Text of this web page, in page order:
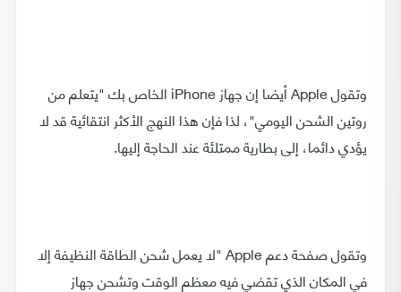
وتقول Apple أيضا إن جهاز iPhone الخاص بك "يتعلم من
روتين الشحن اليومي"، لذا فإن هذا النهج الأكثر انتقائية قد لا
يؤدي دائما، إلى بطارية ممتلئة عند الحاجة إليها.
وتقول صفحة دعم Apple "لا يعمل شحن الطاقة النظيفة إلا
في المكان الذي تقضي فيه معظم الوقت وتشحن جهاز